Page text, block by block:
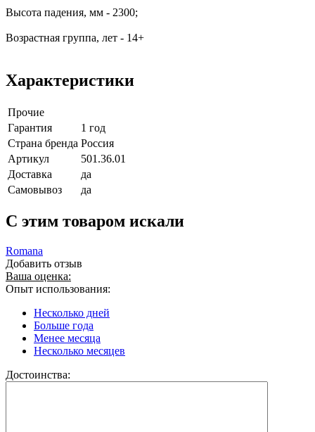
Высота падения, мм - 2300;
Возрастная группа, лет - 14+
Характеристики
Прочие
Гарантия
1 год
Страна бренда Россия
Артикул
501.36.01
Доставка
да
Самовывоз
да
C этим товаром искали
Romana
Добавить отзыв
Ваша оценка:
Опыт использования:
Несколько дней
Больше года
Менее месяца
Несколько месяцев
Достоинства: